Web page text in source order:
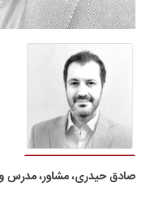
صادق حیدری، مشاور، مدرس و